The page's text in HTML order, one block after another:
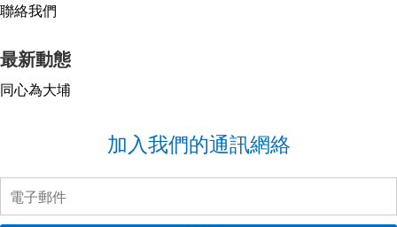
聯絡我們
最新動態
同心為大埔
加入我們的通訊網絡